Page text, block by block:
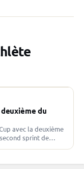
du
avec la deuxième
sprint de